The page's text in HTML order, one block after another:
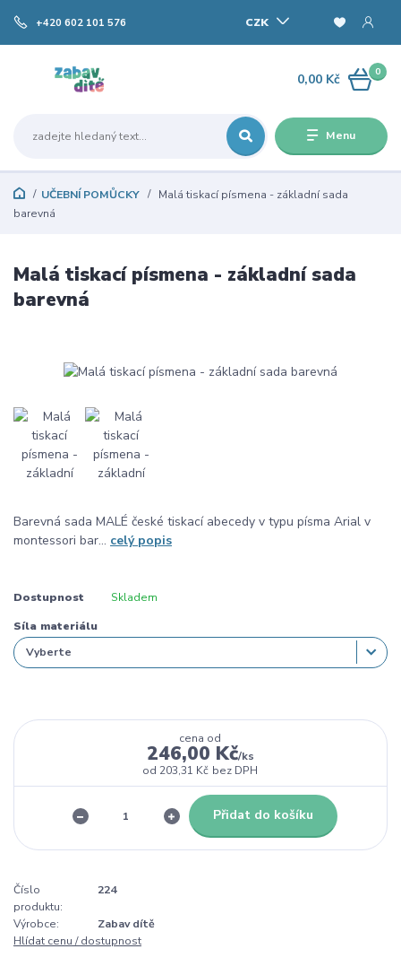
Menu
CZK
+420 602 101 576
0
0,00 Kč
UČEBNÍ POMŮCKY
Malá tiskací písmena - základní sada
barevná
Malá tiskací písmena - základní sada
barevná
Barevná sada MALÉ české tiskací abecedy v typu písma Arial v
montessori bar... celý popis
Dostupnost Skladem
Síla materiálu
cena od
246,00 Kč/ks
od 203,31 Kč bez DPH
Přidat do košíku
Číslo
produktu:
224
Výrobce:
Zabav dítě
Hlídat cenu / dostupnost